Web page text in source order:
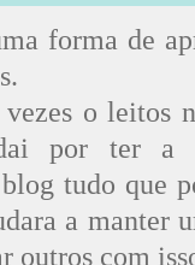
forma de
o leitos
por ter a
tudo que
a manter
outros com